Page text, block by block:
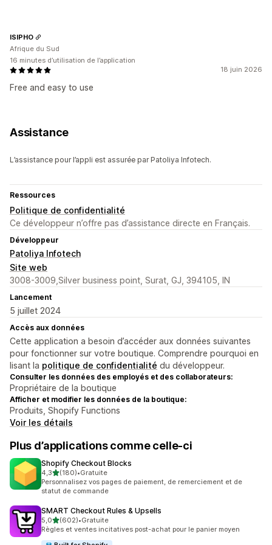
18 juin 2026
Free and easy to use
ISIPHO
Afrique du Sud
16 minutes d’utilisation de l’application
Assistance
L’assistance pour l’appli est assurée par Patoliya Infotech.
Ressources
Politique de confidentialité
Ce développeur n’offre pas d’assistance directe en Français.
Développeur
Patoliya Infotech
Site web
3008-3009,Silver business point, Surat, GJ, 394105, IN
Lancement
5 juillet 2024
Accès aux données
Cette application a besoin d’accéder aux données suivantes
pour fonctionner sur votre boutique. Comprendre pourquoi en
lisant la politique de confidentialité du développeur.
Consulter les données des employés et des collaborateurs:
Propriétaire de la boutique
Afficher et modifier les données de la boutique:
Produits, Shopify Functions
Voir les détails
Plus d’applications comme celle-ci
Shopify Checkout Blocks
4,3étoile(s) sur 5
(180)
180 avis au total
•Gratuite
Personnalisez vos pages de paiement, de remerciement et de
statut de commande
SMART Checkout Rules & Upsells
5,0étoile(s) sur 5
(602)
602 avis au total
•Gratuite
Règles et ventes incitatives post-achat pour le panier moyen